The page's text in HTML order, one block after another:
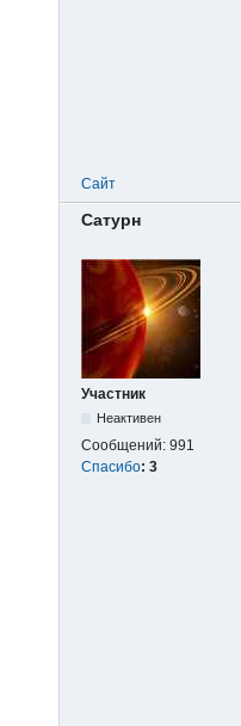
Сайт
Сатурн
Участник
Неактивен
Сообщений: 991
Спасибо: 3